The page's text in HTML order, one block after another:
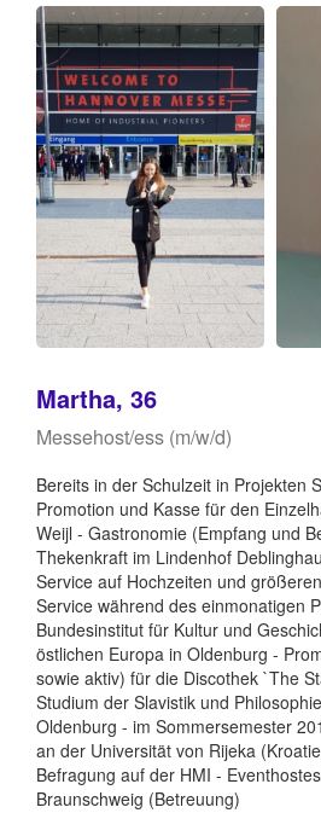
Martha, 36
Messehost/ess (m/w/d)
Bereits in der Schulzeit in Projekten
Promotion und Kasse für den
Weijl - Gastronomie (Empfang und
Thekenkraft im Lindenhof
Service auf Hochzeiten und
Service während des einmonatigen
Bundesinstitut für Kultur und
östlichen Europa in Oldenburg -
sowie aktiv) für die Discothek `The
Studium der Slavistik und
Oldenburg - im Sommersemester
an der Universität von Rijeka
Befragung auf der HMI -
Braunschweig (Betreuung)